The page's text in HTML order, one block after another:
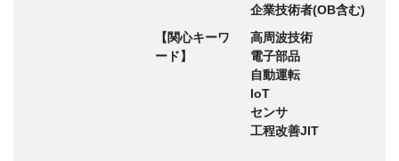
企業技術者(OB含む)
【関心キーワ
ード】
高周波技術
電子部品
自動運転
IoT
センサ
工程改善JIT